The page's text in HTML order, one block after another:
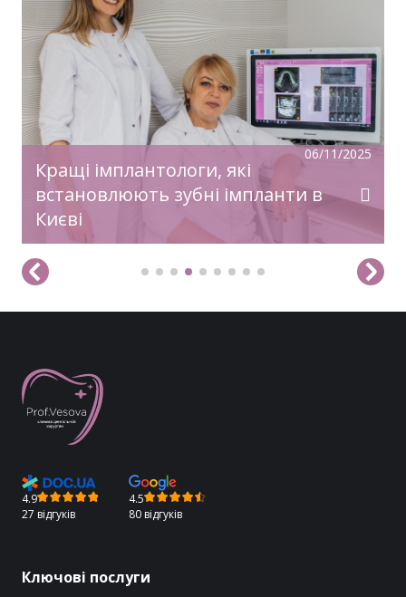
06/11/2025
Кращі імплантологи, які
встановлюють зубні імпланти в
Києві
У передноворічній метушні, коли купуються
подарунки, прикрашаються оселі, бажаємо
святкового настрою, гармонії, радості!
Нехай прийдешній рік дарує дива й
здійснення заповітного!З Новим Роком!
4.9
27 відгуків
4.5
80 відгуків
Ключові послуги